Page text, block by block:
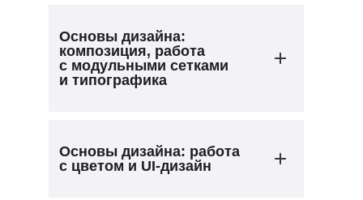
Основы дизайна:
композиция, работа
с модульными сетками
и типографика
и текстуры
Композиция: как управлять
Основы дизайна: работа
с цветом и UI-дизайн